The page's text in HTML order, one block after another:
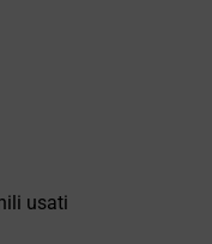
usati